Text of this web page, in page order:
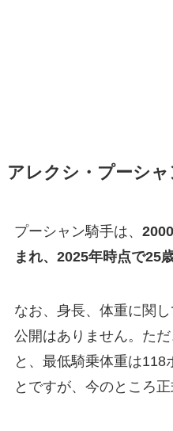
アレクシ・プーシャ
プーシャン騎手は、
まれ、2025年時点で25歳
なお、身長、体重に関
公開はありません。た
と、最低騎乗体重は118
とですが、今のところ